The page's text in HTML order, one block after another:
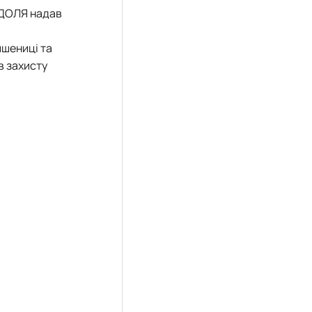
ДОЛЯ надав
та
захисту